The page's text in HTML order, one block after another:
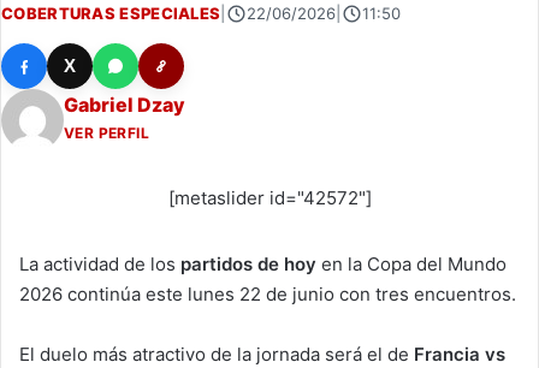
COBERTURAS ESPECIALES 22/06/2026 11:50
X
Gabriel Dzay
VER PERFIL
[metaslider id="42572"]
La actividad de los partidos de hoy en la Copa del Mundo
2026 continúa este lunes 22 de junio con tres encuentros.
El duelo más atractivo de la jornada será el de Francia vs